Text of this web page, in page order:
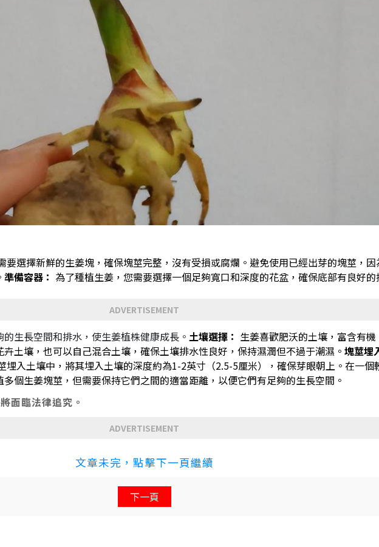
要選擇新鮮的生姜塊，確保塊莖完整，沒有受損或腐爛。避免使用已經出芽的塊莖，因
準備容器： 為了種植生姜，您需要選擇一個足夠寬口和深度的花盆，確保底部有良好的
ADVERTISEMENT
生長空間和排水，使生姜植株健康成長。 土壤選擇： 生姜喜歡肥沃的土壤，富含有機
土壤，也可以自己混合土壤，確保土壤排水性良好，保持濕潤但不過于潮濕。 塊莖埋
埋入土壤中，將其埋入土壤的深度約為1-2英寸（2.5-5厘米），確保芽眼朝上。在一個
個生姜塊莖，但需要保持它們之間的適當距離，以便它們有足夠的生長空間。
面臨法律追究。
ADVERTISEMENT
文章未完，點擊下一頁繼續
下一頁